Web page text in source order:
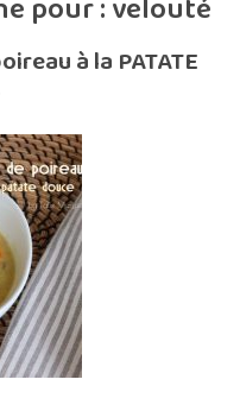
pour :velouté
à la PATATE